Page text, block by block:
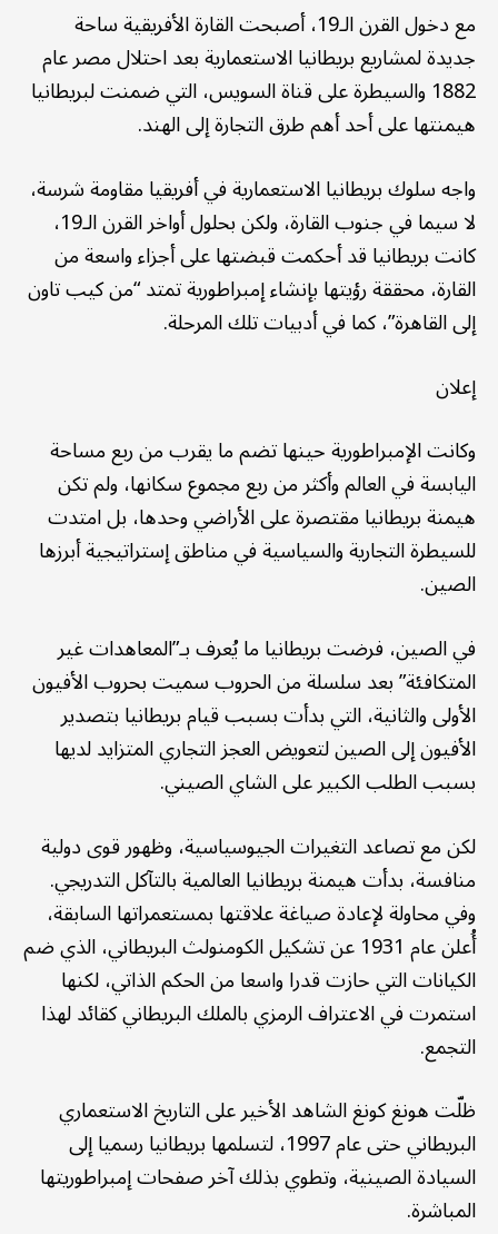
مع دخول القرن الـ19، أصبحت القارة الأفريقية ساحة
جديدة لمشاريع بريطانيا الاستعمارية بعد احتلال مصر عام
1882 والسيطرة على قناة السويس، التي ضمنت لبريطانيا
هيمنتها على أحد أهم طرق التجارة إلى الهند.
واجه سلوك بريطانيا الاستعمارية في أفريقيا مقاومة شرسة،
لا سيما في جنوب القارة، ولكن بحلول أواخر القرن الـ19،
كانت بريطانيا قد أحكمت قبضتها على أجزاء واسعة من
القارة، محققة رؤيتها بإنشاء إمبراطورية تمتد “من كيب تاون
إلى القاهرة”، كما في أدبيات تلك المرحلة.
إعلان
وكانت الإمبراطورية حينها تضم ما يقرب من ربع مساحة
اليابسة في العالم وأكثر من ربع مجموع سكانها، ولم تكن
هيمنة بريطانيا مقتصرة على الأراضي وحدها، بل امتدت
للسيطرة التجارية والسياسية في مناطق إستراتيجية أبرزها
الصين.
في الصين، فرضت بريطانيا ما يُعرف بـ”المعاهدات غير
المتكافئة” بعد سلسلة من الحروب سميت بحروب الأفيون
الأولى والثانية، التي بدأت بسبب قيام بريطانيا بتصدير
الأفيون إلى الصين لتعويض العجز التجاري المتزايد لديها
بسبب الطلب الكبير على الشاي الصيني.
لكن مع تصاعد التغيرات الجيوسياسية، وظهور قوى دولية
منافسة، بدأت هيمنة بريطانيا العالمية بالتآكل التدريجي.
وفي محاولة لإعادة صياغة علاقتها بمستعمراتها السابقة،
أُعلن عام 1931 عن تشكيل الكومنولث البريطاني، الذي ضم
الكيانات التي حازت قدرا واسعا من الحكم الذاتي، لكنها
استمرت في الاعتراف الرمزي بالملك البريطاني كقائد لهذا
التجمع.
ظلّت هونغ كونغ الشاهد الأخير على التاريخ الاستعماري
البريطاني حتى عام 1997، لتسلمها بريطانيا رسميا إلى
السيادة الصينية، وتطوي بذلك آخر صفحات إمبراطوريتها
المباشرة.